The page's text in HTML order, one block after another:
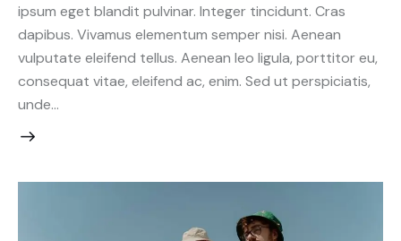
ipsum eget blandit pulvinar. Integer tincidunt. Cras
dapibus. Vivamus elementum semper nisi. Aenean
vulputate eleifend tellus. Aenean leo ligula, porttitor eu,
consequat vitae, eleifend ac, enim. Sed ut perspiciatis,
unde…